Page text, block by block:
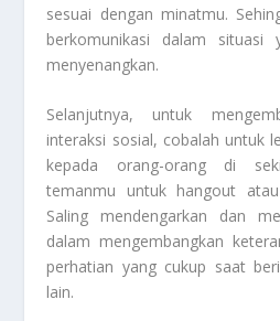
sesuai dengan minatmu.
berkomunikasi dalam situasi
menyenangkan.
Selanjutnya, untuk
interaksi sosial, cobalah untuk
kepada orang-orang di
temanmu untuk hangout
Saling mendengarkan dan
dalam mengembangkan
perhatian yang cukup saat
lain.